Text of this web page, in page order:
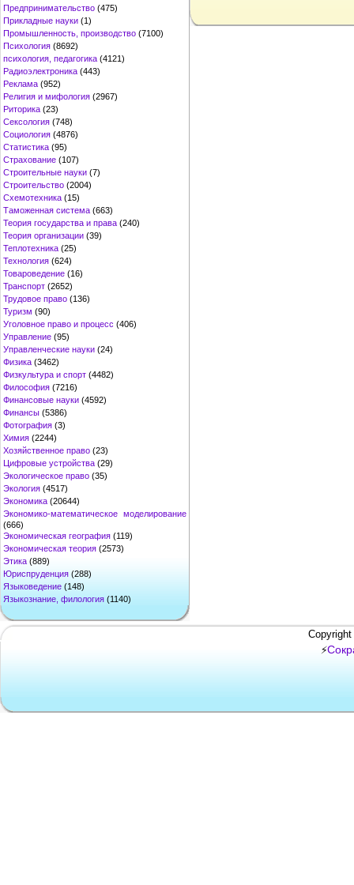
Предпринимательство (475)
Прикладные науки (1)
Промышленность, производство (7100)
Психология (8692)
психология, педагогика (4121)
Радиоэлектроника (443)
Реклама (952)
Религия и мифология (2967)
Риторика (23)
Сексология (748)
Социология (4876)
Статистика (95)
Страхование (107)
Строительные науки (7)
Строительство (2004)
Схемотехника (15)
Таможенная система (663)
Теория государства и права (240)
Теория организации (39)
Теплотехника (25)
Технология (624)
Товароведение (16)
Транспорт (2652)
Трудовое право (136)
Туризм (90)
Уголовное право и процесс (406)
Управление (95)
Управленческие науки (24)
Физика (3462)
Физкультура и спорт (4482)
Философия (7216)
Финансовые науки (4592)
Финансы (5386)
Фотография (3)
Химия (2244)
Хозяйственное право (23)
Цифровые устройства (29)
Экологическое право (35)
Экология (4517)
Экономика (20644)
Экономико-математическое моделирование
(666)
Экономическая география (119)
Экономическая теория (2573)
Этика (889)
Юриспруденция (288)
Языковедение (148)
Языкознание, филология (1140)
⚡